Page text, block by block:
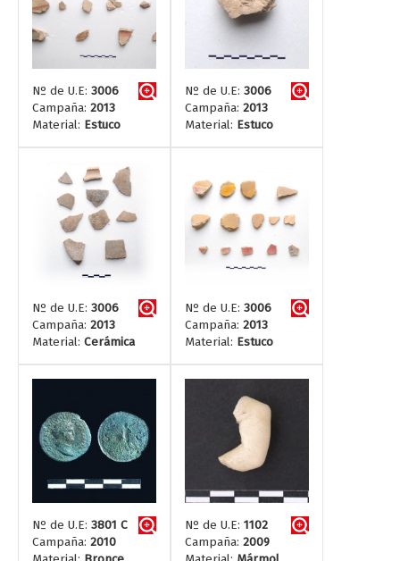
Nº de U.E: 3006
Campaña: 2013
Material: Estuco
Nº de U.E: 3006
Campaña: 2013
Material: Estuco
Nº de U.E: 3006
Campaña: 2013
Material: Cerámica
Nº de U.E: 3006
Campaña: 2013
Material: Estuco
Nº de U.E: 3801 C
Campaña: 2010
Nº de U.E: 1102
Campaña: 2009